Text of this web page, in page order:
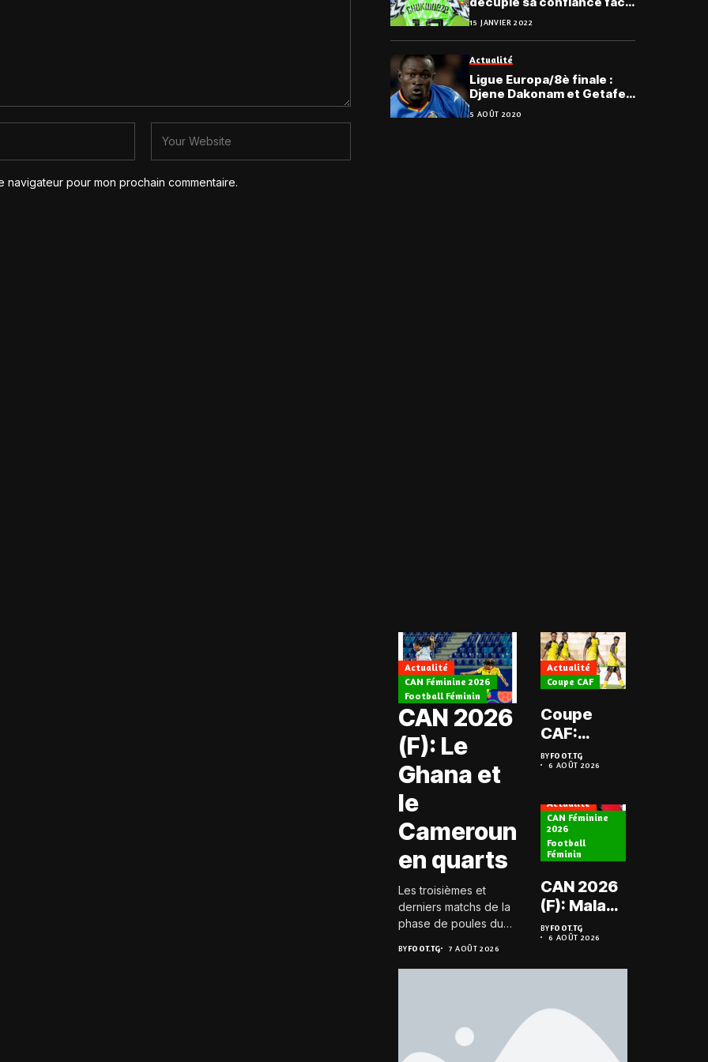
navigateur pour mon prochain commentaire.
au Soudan
15 JANVIER 2022
Actualité
Ligue Europa/8è finale :
Djene Dakonam et Getafe
doivent se transcender
5 AOÛT 2020
Actualité
CAN Féminine 2026
Football Féminin
CAN 2026
(F): Le
Ghana et
le
Cameroun
en quarts
Les troisièmes et
derniers matchs de la
phase de poules du
féminine 2026 se sont
joués le 6 août 2026 à
BYFOOT.TG 7 AOÛT 2026
Actualité
Coupe CAF
Coupe
CAF:
L’ASKO du
Togo face
du Niger
BYFOOT.TG
6 AOÛT 2026
Actualité
CAN Féminine
2026
Football
Féminin
CAN 2026
(F): Malawi
historique,
le Nigeria
BYFOOT.TG
6 AOÛT 2026